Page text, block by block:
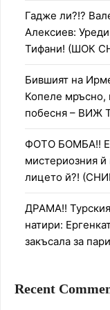
Гадже ли?!?
Алексиев:
Тифани! (ШОК
Бившият на
Копеле
побесня – ВИЖ
ФОТО БОМБА!!
мистериозния
лицето й?!
ДРАМА!!
натири:
закъсала за
Recent